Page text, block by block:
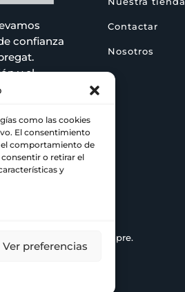
como las cookies
El consentimiento
comportamiento de
o retirar el
y
Ver preferencias
confianza
y el
han
Contactar
Nosotros
❤ Tu imprenta de siempre.